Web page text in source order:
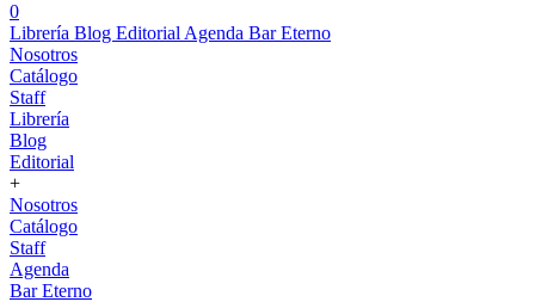
0
Librería Blog Editorial Agenda Bar Eterno
Nosotros
Catálogo
Staff
Librería
Blog
Editorial
+
Nosotros
Catálogo
Staff
Agenda
Bar Eterno